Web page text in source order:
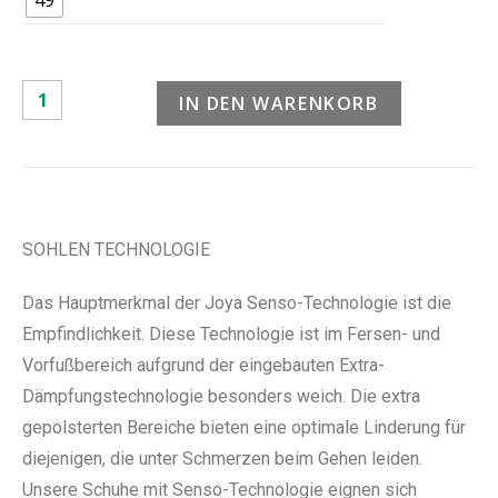
IN DEN WARENKORB
SOHLEN TECHNOLOGIE
Das Hauptmerkmal der Joya Senso-Technologie ist die
Empfindlichkeit. Diese Technologie ist im Fersen- und
Vorfußbereich aufgrund der eingebauten Extra-
Dämpfungstechnologie besonders weich. Die extra
gepolsterten Bereiche bieten eine optimale Linderung für
diejenigen, die unter Schmerzen beim Gehen leiden.
Unsere Schuhe mit Senso-Technologie eignen sich